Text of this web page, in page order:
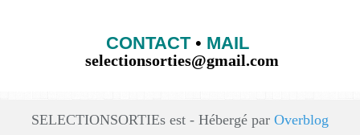
CONTACT• MAIL
selectionsorties@gmail.com
SELECTIONSORTIEs est - Hébergé par Overblog